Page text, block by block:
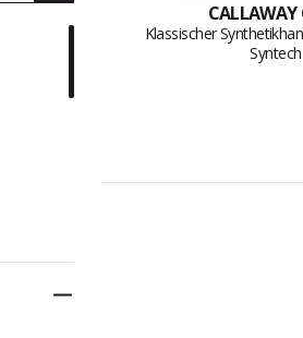
Zuklappen
CALLAWAY
Klassischer
Syntech